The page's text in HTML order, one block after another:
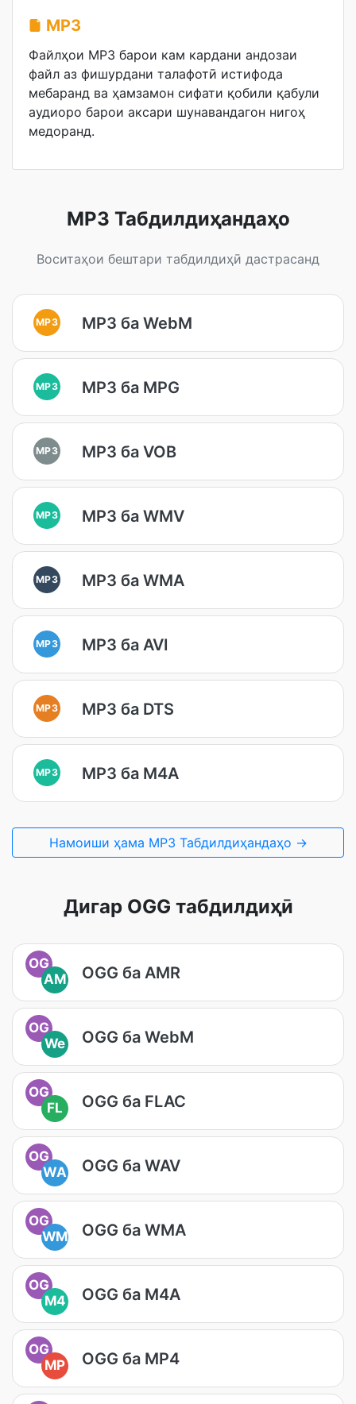
MP3
Файлҳои MP3 барои кам кардани андозаи
файл аз фишурдани талафотӣ истифода
мебаранд ва ҳамзамон сифати қобили қабули
аудиоро барои аксари шунавандагон нигоҳ
медоранд.
MP3 Табдилдиҳандаҳо
Воситаҳои бештари табдилдиҳӣ дастрасанд
MP3 MP3 ба WebM
MP3 MP3 ба MPG
MP3 MP3 ба VOB
MP3 MP3 ба WMV
MP3 MP3 ба WMA
MP3 MP3 ба AVI
MP3 MP3 ба DTS
MP3 MP3 ба M4A
Намоиши ҳама MP3 Табдилдиҳандаҳо →
Дигар OGG табдилдиҳӣ
OG
AM
OGG ба AMR
OG
We
OGG ба WebM
OG
FL
OGG ба FLAC
OG
WA
OGG ба WAV
OG
WM
OGG ба WMA
OG
M4
OGG ба M4A
OG
MP
OGG ба MP4